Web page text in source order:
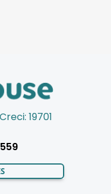
19701